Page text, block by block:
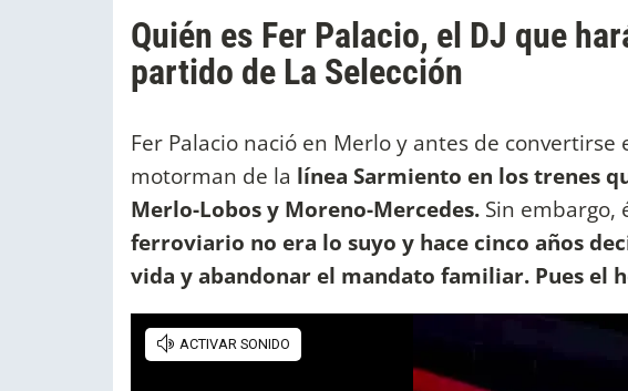
Quién es Fer Palacio, el DJ que
partido de La Selección
Fer Palacio nació en Merlo y antes de
motorman de la línea Sarmiento en los trenes
Merlo-Lobos y Moreno-Mercedes. Sin embargo,
ferroviario no era lo suyo y hace cinco años
vida y abandonar el mandato familiar. Pues el